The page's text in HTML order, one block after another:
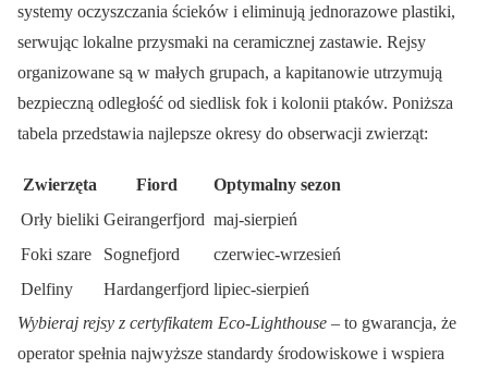
systemy oczyszczania ścieków i eliminują jednorazowe plastiki,
serwując lokalne przysmaki na ceramicznej zastawie. Rejsy
organizowane są w małych grupach, a kapitanowie utrzymują
bezpieczną odległość od siedlisk fok i kolonii ptaków. Poniższa
tabela przedstawia najlepsze okresy do obserwacji zwierząt:
Zwierzęta Fiord
Optymalny sezon
Orły bieliki Geirangerfjord maj-sierpień
Foki szare
Sognefjord
czerwiec-wrzesień
Delfiny
Hardangerfjord lipiec-sierpień
Wybieraj rejsy z certyfikatem Eco-Lighthouse – to gwarancja, że
operator spełnia najwyższe standardy środowiskowe i wspiera